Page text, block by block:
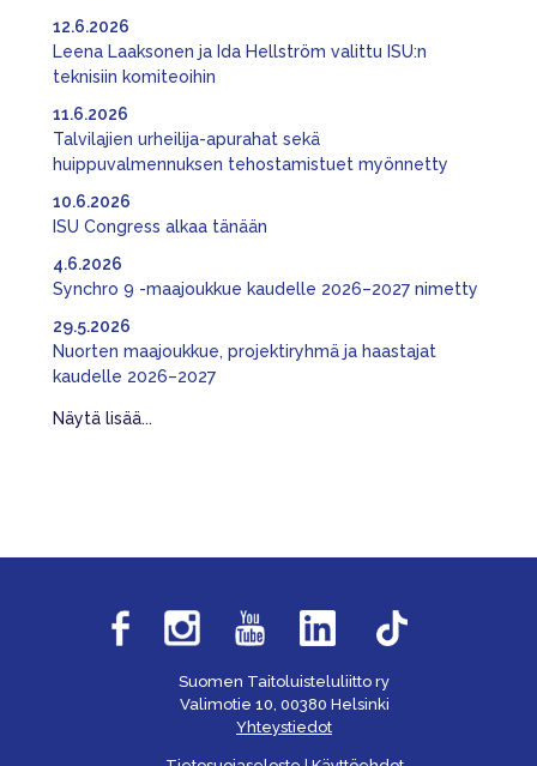
Leena Laaksonen ja Ida Hellström valittu ISU:n
teknisiin komiteoihin
12.6.2026
Talvilajien urheilija-apurahat sekä
huippuvalmennuksen tehostamistuet myönnetty
11.6.2026
ISU Congress alkaa tänään
10.6.2026
Synchro 9 -maajoukkue kaudelle 2026–2027 nimetty
4.6.2026
Nuorten maajoukkue, projektiryhmä ja haastajat
kaudelle 2026–2027
29.5.2026
Näytä lisää...
Suomen Taitoluisteluliitto ry
Valimotie 10, 00380 Helsinki
Yhteystiedot